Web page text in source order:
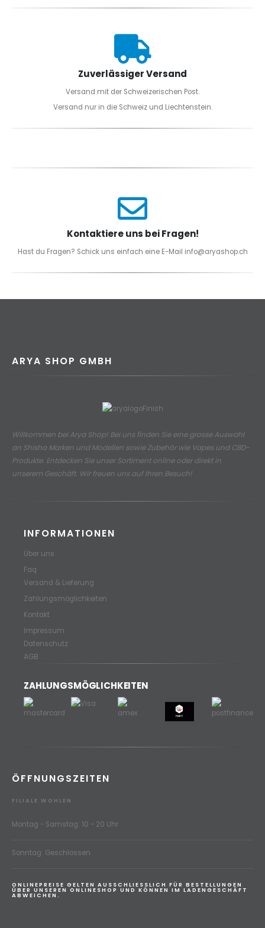
Zuverlässiger Versand
Versand mit der Schweizerischen Post.
Versand nur in die Schweiz und Liechtenstein.
Kontaktiere uns bei Fragen!
Hast du Fragen? Schick uns einfach eine E-Mail info@aryashop.ch
ARYA SHOP GMBH
Willkommen bei Arya Shop! Bei uns finden Sie eine grosse Auswahl
an Shisha Marken und Modellen sowie Zubehör wie Vapes und CBD-
Produkte. Entdecken Sie unser Sortiment online oder direkt in
unserem Geschäft. Wir freuen uns auf Ihren Besuch!
INFORMATIONEN
Über uns
Faq
Versand & Lieferung
Zahlungsmöglichkeiten
Kontakt
Impressum
Datenschutz
AGB
ZAHLUNGSMÖGLICHKEITEN
ÖFFNUNGSZEITEN
FILIALE WOHLEN
Montag - Samstag: 10 - 20 Uhr
Sonntag: Geschlossen
ONLINEPREISE GELTEN AUSSCHLIESSLICH FÜR BESTELLUNGEN
ÜBER UNSEREN ONLINESHOP UND KÖNNEN IM LADENGESCHÄFT
ABWEICHEN.